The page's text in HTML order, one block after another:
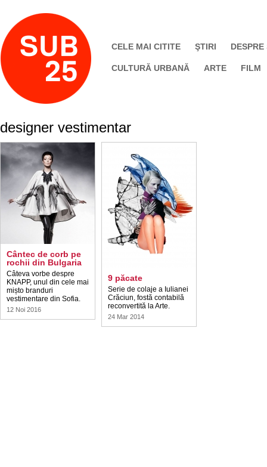
CELE MAI CITITE ŞTIRI DESPRE
CULTURĂ URBANĂ ARTE FILM
designer vestimentar
Cântec de corb pe
rochii din Bulgaria
Câteva vorbe despre
KNAPP, unul din cele mai
mișto branduri
vestimentare din Sofia.
12 Noi 2016
9 păcate
Serie de colaje a Iulianei
Crăciun, fostă contabilă
reconvertită la Arte.
24 Mar 2014